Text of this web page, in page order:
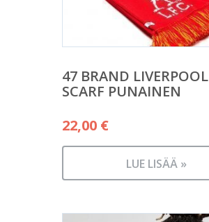
47 BRAND
SCARF PUNAINEN
22,00 €
LUE LISÄÄ »